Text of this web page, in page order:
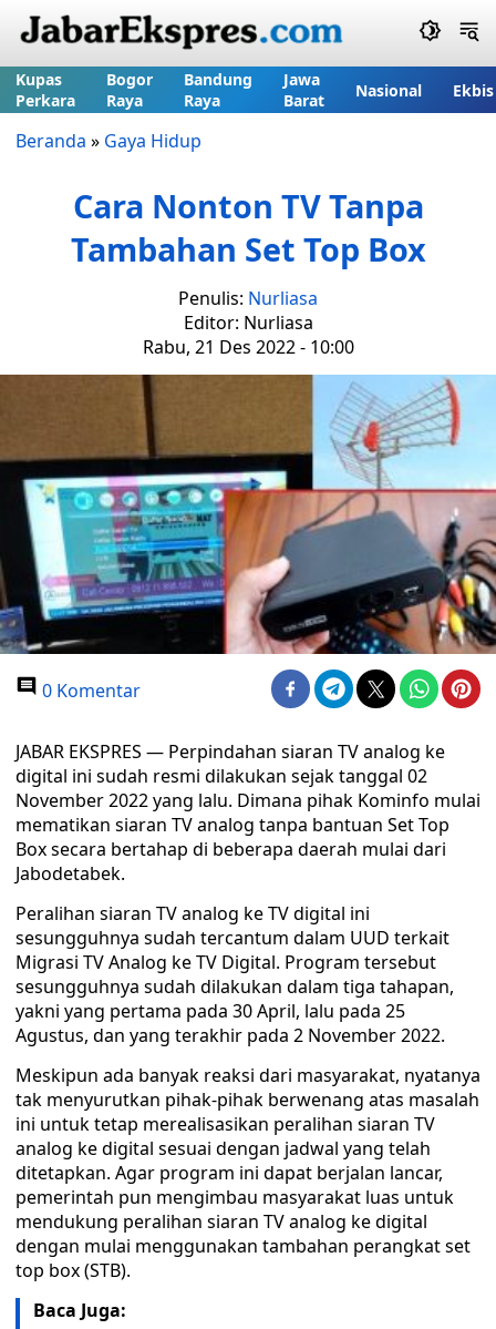
Kupas
Perkara
Bogor
Raya
Bandung
Raya
Jawa
Barat
Nasional Ekbis
Beranda » Gaya Hidup
Cara Nonton TV Tanpa
Tambahan Set Top Box
Penulis: Nurliasa
Editor: Nurliasa
Rabu, 21 Des 2022 - 10:00
0 Komentar
JABAR EKSPRES — Perpindahan siaran TV analog ke
digital ini sudah resmi dilakukan sejak tanggal 02
November 2022 yang lalu. Dimana pihak Kominfo mulai
mematikan siaran TV analog tanpa bantuan Set Top
Box secara bertahap di beberapa daerah mulai dari
Jabodetabek.
Peralihan siaran TV analog ke TV digital ini
sesungguhnya sudah tercantum dalam UUD terkait
Migrasi TV Analog ke TV Digital. Program tersebut
sesungguhnya sudah dilakukan dalam tiga tahapan,
yakni yang pertama pada 30 April, lalu pada 25
Agustus, dan yang terakhir pada 2 November 2022.
Meskipun ada banyak reaksi dari masyarakat, nyatanya
tak menyurutkan pihak-pihak berwenang atas masalah
ini untuk tetap merealisasikan peralihan siaran TV
analog ke digital sesuai dengan jadwal yang telah
ditetapkan. Agar program ini dapat berjalan lancar,
pemerintah pun mengimbau masyarakat luas untuk
mendukung peralihan siaran TV analog ke digital
dengan mulai menggunakan tambahan perangkat set
top box (STB).
Baca Juga: